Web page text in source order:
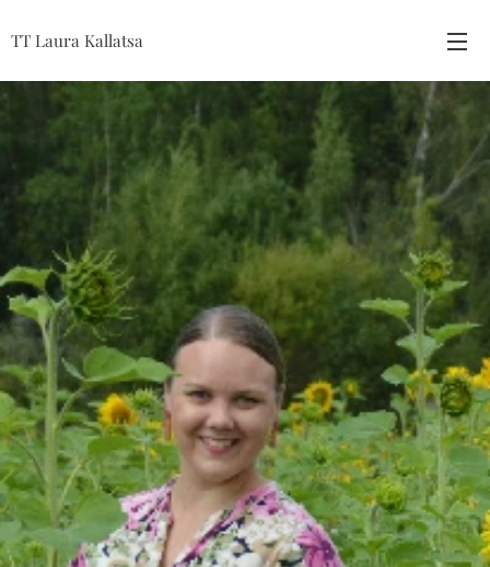
TT Laura Kallatsa